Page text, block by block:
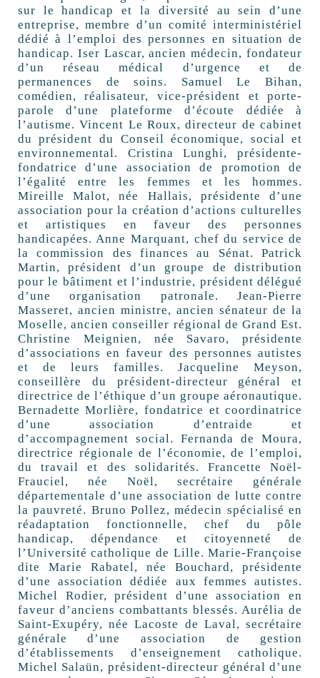
sur le handicap et la diversité au sein d’une
entreprise, membre d’un comité interministériel
dédié à l’emploi des personnes en situation de
handicap. Iser Lascar, ancien médecin, fondateur
d’un réseau médical d’urgence et de
permanences de soins. Samuel Le Bihan,
comédien, réalisateur, vice-président et porte-
parole d’une plateforme d’écoute dédiée à
l’autisme. Vincent Le Roux, directeur de cabinet
du président du Conseil économique, social et
environnemental. Cristina Lunghi, présidente-
fondatrice d’une association de promotion de
l’égalité entre les femmes et les hommes.
Mireille Malot, née Hallais, présidente d’une
association pour la création d’actions culturelles
et artistiques en faveur des personnes
handicapées. Anne Marquant, chef du service de
la commission des finances au Sénat. Patrick
Martin, président d’un groupe de distribution
pour le bâtiment et l’industrie, président délégué
d’une organisation patronale. Jean-Pierre
Masseret, ancien ministre, ancien sénateur de la
Moselle, ancien conseiller régional de Grand Est.
Christine Meignien, née Savaro, présidente
d’associations en faveur des personnes autistes
et de leurs familles. Jacqueline Meyson,
conseillère du président-directeur général et
directrice de l’éthique d’un groupe aéronautique.
Bernadette Morlière, fondatrice et coordinatrice
d’une association d’entraide et
d’accompagnement social. Fernanda de Moura,
directrice régionale de l’économie, de l’emploi,
du travail et des solidarités. Francette Noël-
Frauciel, née Noël, secrétaire générale
départementale d’une association de lutte contre
la pauvreté. Bruno Pollez, médecin spécialisé en
réadaptation fonctionnelle, chef du pôle
handicap, dépendance et citoyenneté de
l’Université catholique de Lille. Marie-Françoise
dite Marie Rabatel, née Bouchard, présidente
d’une association dédiée aux femmes autistes.
Michel Rodier, président d’une association en
faveur d’anciens combattants blessés. Aurélia de
Saint-Exupéry, née Lacoste de Laval, secrétaire
générale d’une association de gestion
d’établissements d’enseignement catholique.
Michel Salaün, président-directeur général d’une